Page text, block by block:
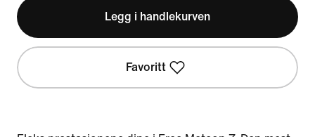
Legg i handlekurven
Favoritt